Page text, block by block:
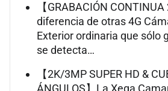
【GRABACIÓN
diferencia de otras 4G
Exterior ordinaria que sólo
se detecta…
【2K/3MP SUPER HD &
ÁNGULOS】La Xega